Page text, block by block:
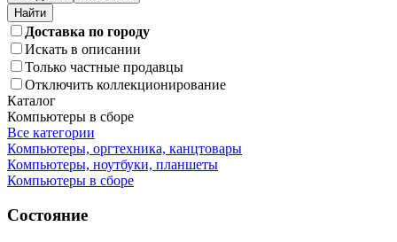
Доставка по городу
Искать в описании
Только частные продавцы
Отключить коллекционирование
Каталог
Компьютеры в сборе
Все категории
Компьютеры, оргтехника, канцтовары
Компьютеры, ноутбуки, планшеты
Компьютеры в сборе
Состояние